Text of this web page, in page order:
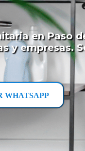
en Paso
y empresas.
WHATSAPP